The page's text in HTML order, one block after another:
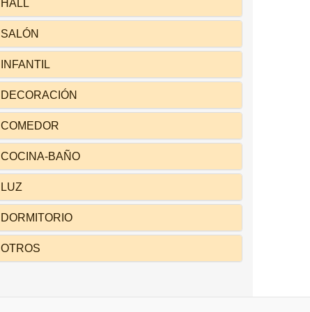
HALL
SALÓN
INFANTIL
DECORACIÓN
COMEDOR
COCINA-BAÑO
LUZ
DORMITORIO
OTROS